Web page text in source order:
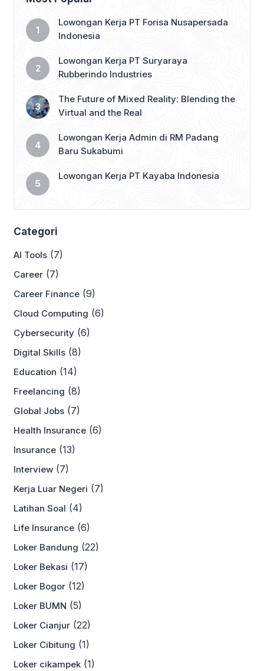
Lowongan Kerja PT Forisa Nusapersada
Indonesia
Lowongan Kerja PT Suryaraya
Rubberindo Industries
The Future of Mixed Reality: Blending the
Virtual and the Real
Lowongan Kerja Admin di RM Padang
Baru Sukabumi
Lowongan Kerja PT Kayaba Indonesia
Categori
AI Tools (7)
Career (7)
Career Finance (9)
Cloud Computing (6)
Cybersecurity (6)
Digital Skills (8)
Education (14)
Freelancing (8)
Global Jobs (7)
Health Insurance (6)
Insurance (13)
Interview (7)
Kerja Luar Negeri (7)
Latihan Soal (4)
Life Insurance (6)
Loker Bandung (22)
Loker Bekasi (17)
Loker Bogor (12)
Loker BUMN (5)
Loker Cianjur (22)
Loker Cibitung (1)
Loker cikampek (1)